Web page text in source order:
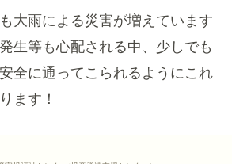
大雨による災害が増えています
生等も心配される中、少しでも
全に通ってこられるようにこれ
ます！